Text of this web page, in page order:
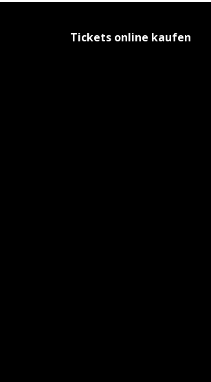
Tickets online kaufen